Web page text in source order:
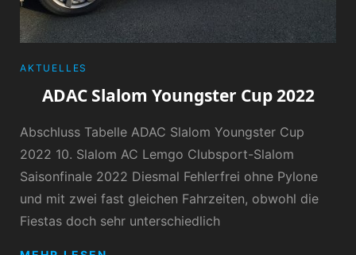
CATEGORIES
AKTUELLES
ADAC Slalom Youngster Cup 2022
Abschluss Tabelle ADAC Slalom Youngster Cup
2022 10. Slalom AC Lemgo Clubsport-Slalom
Saisonfinale 2022 Diesmal Fehlerfrei ohne Pylone
und mit zwei fast gleichen Fahrzeiten, obwohl die
Fiestas doch sehr unterschiedlich